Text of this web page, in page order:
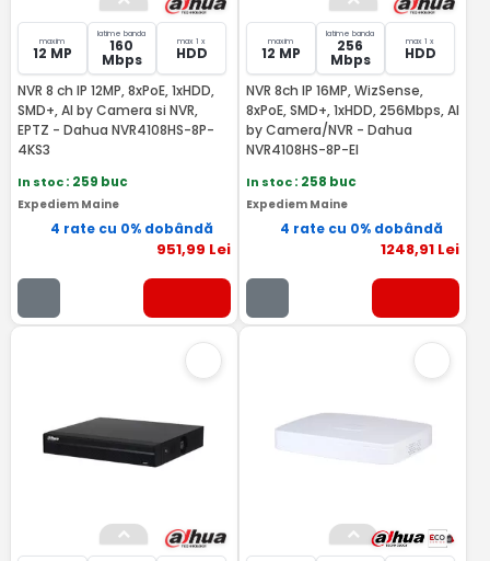
maxim
12 MP
latime banda
160
Mbps
max 1 x
HDD
NVR 8 ch IP 12MP, 8xPoE, 1xHDD,
SMD+, AI by Camera si NVR,
EPTZ - Dahua NVR4108HS-8P-
4KS3
In stoc: 259 buc
Expediem Maine
4 rate cu 0% dobândă
951,99 Lei
maxim
12 MP
latime banda
256
Mbps
max 1 x
HDD
NVR 8ch IP 16MP, WizSense,
8xPoE, SMD+, 1xHDD, 256Mbps, AI
by Camera/NVR - Dahua
NVR4108HS-8P-EI
In stoc: 258 buc
Expediem Maine
4 rate cu 0% dobândă
1248,91 Lei